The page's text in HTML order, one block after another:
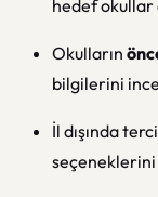
hedef okullar
Okulların
bilgilerini
İl dışında